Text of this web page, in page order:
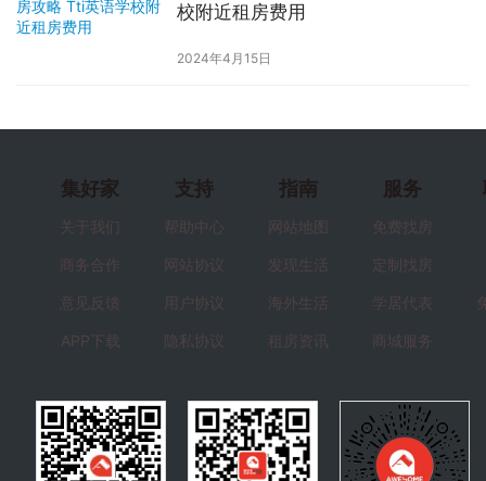
校附近租房费用
2024年4月15日
集好家
关于我们
商务合作
意见反馈
APP下载
支持
帮助中心
网站协议
用户协议
隐私协议
指南
网站地图
发现生活
海外生活
租房资讯
服务
免费找房
定制找房
学居代表
商城服务